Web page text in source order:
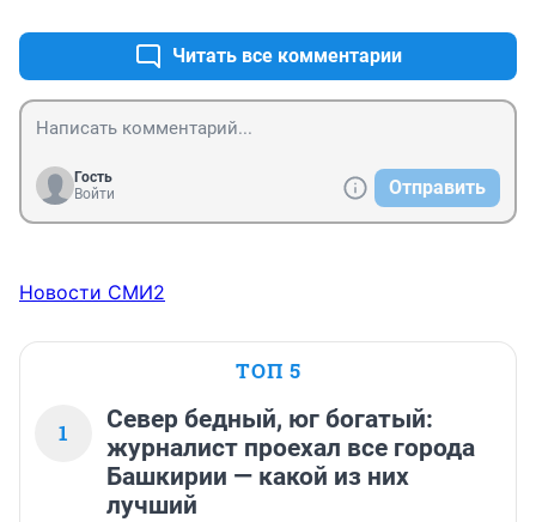
Читать все комментарии
Гость
Войти
Отправить
Новости СМИ2
ТОП 5
1
Север бедный, юг богатый:
журналист проехал все города
Башкирии — какой из них
лучший